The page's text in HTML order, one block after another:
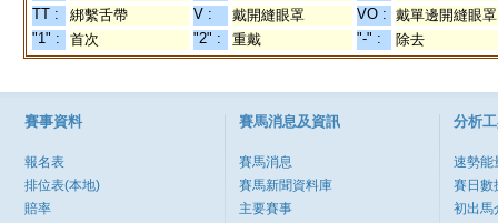
TT : 綁繫舌帶 V : 戴開縫眼罩 VO : 戴單邊開縫眼罩
"1" :
首次 "2" : 重戴 "-" : 除去
賽事資料
報名表
排位表(本地)
賠率
賽馬消息及資訊
賽馬消息
賽馬新聞資料庫
主要賽事
分析
速勢能
賽日數
初出馬